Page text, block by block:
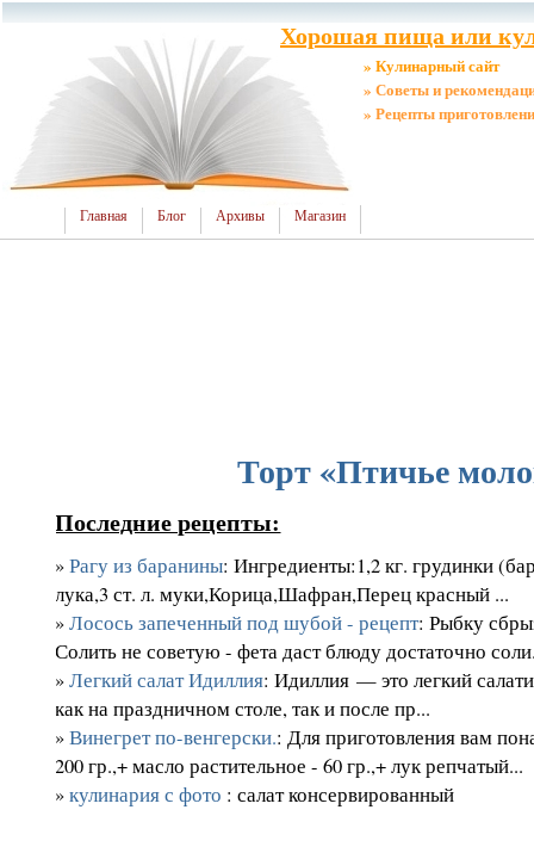
Хорошая пища или
» Кулинарный сайт
» Советы и
» Рецепты
Главная Блог Архивы Магазин
Торт «Птичье
Последние рецепты:
»Рагу из баранины: Ингредиенты:1,2 кг. грудинки
лука,3 ст. л. муки,Корица,Шафран,Перец красный ...
»Лосось запеченный под шубой - рецепт: Рыбку
Солить не советую - фета даст блюду достаточно
»Легкий салат Идиллия: Идиллия — это легкий
как на праздничном столе, так и после пр...
»Винегрет по-венгерски.: Для приготовления вам
200 гр.,+ масло растительное - 60 гр.,+ лук репчатый...
»кулинария с фото : салат консервированный